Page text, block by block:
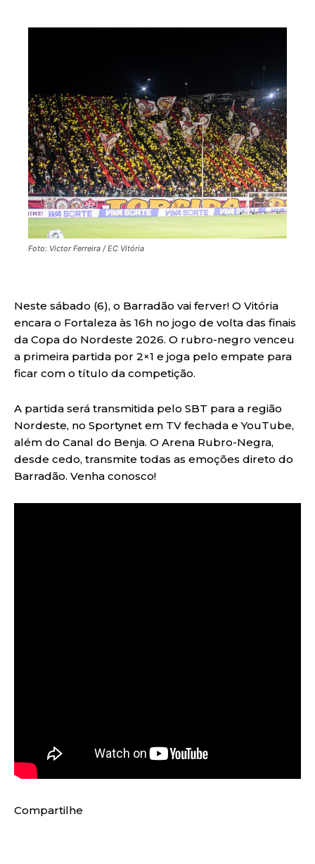
Foto: Victor Ferreira / EC Vitória
Neste sábado (6), o Barradão vai ferver! O Vitória
encara o Fortaleza às 16h no jogo de volta das finais
da Copa do Nordeste 2026. O rubro-negro venceu
a primeira partida por 2×1 e joga pelo empate para
ficar com o título da competição.
A partida será transmitida pelo SBT para a região
Nordeste, no Sportynet em TV fechada e YouTube,
além do Canal do Benja. O Arena Rubro-Negra,
desde cedo, transmite todas as emoções direto do
Barradão. Venha conosco!
Compartilhe